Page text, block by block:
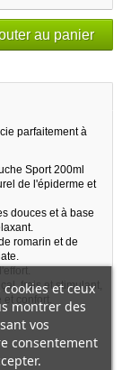
parfaitement à
Sport 200ml
de l'épiderme et
douces et à base
romarin et de
frais et stimulant,
confort.
et ceux
montrer des
vos
consentement